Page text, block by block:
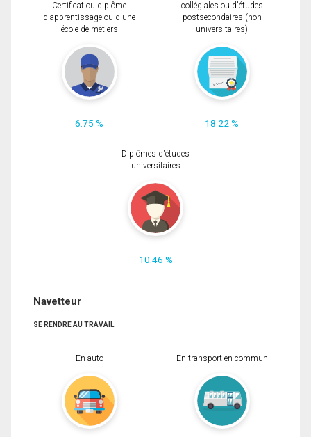
Certificat ou diplôme
d'apprentissage ou d'une
école de métiers
6.75 %
collégiales ou d'études
postsecondaires (non
universitaires)
18.22 %
Diplômes d'études
universitaires
10.46 %
Navetteur
SE RENDRE AU TRAVAIL
En auto En transport en commun